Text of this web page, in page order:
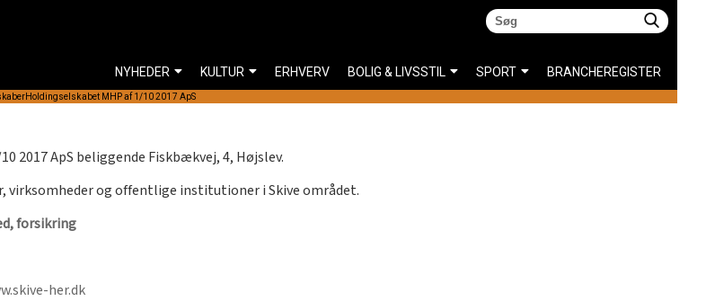
2017 ApS beliggende Fiskbækvej, 4, Højslev.
virksomheder og offentlige institutioner i Skive området.
forsikring
her.dk
Holdingselskabet MHP af 1/10 2017 ApS
NYHEDER KULTUR ERHVERV BOLIG & LIVSSTIL SPORT BRANCHEREGISTER